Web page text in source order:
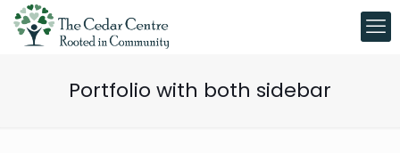
Portfolio with both sidebar